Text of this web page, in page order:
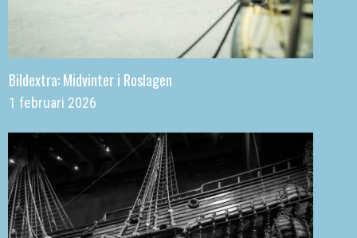
Bildextra: Midvinter i Roslagen
1 februari 2026